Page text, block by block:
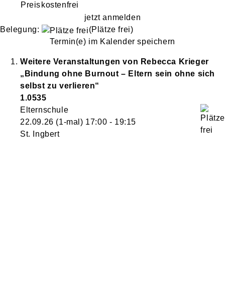
Preis kostenfrei
jetzt anmelden
Belegung:
(Plätze frei)
Termin(e) im Kalender speichern
Weitere Veranstaltungen von Rebecca Krieger
„Bindung ohne Burnout – Eltern sein ohne sich
selbst zu verlieren“
1.0535
Elternschule
22.09.26 (1-mal) 17:00 - 19:15
St. Ingbert